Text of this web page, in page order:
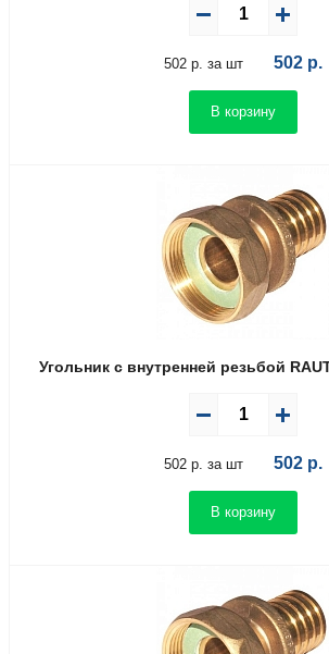
502 р. за шт 502 р.
В корзину
Угольник с внутренней резьбой
502 р. за шт 502 р.
В корзину